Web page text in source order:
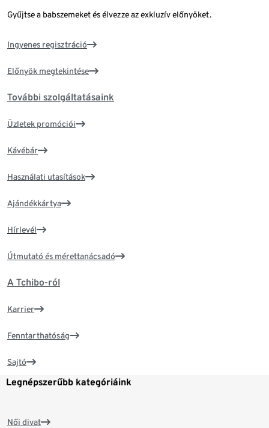
Gyűjtse a babszemeket és élvezze az exkluzív előnyöket.
Ingyenes regisztráció
Előnyök megtekintése
További szolgáltatásaink
Üzletek promóciói
Kávébár
Használati utasítások
Ajándékkártya
Hírlevél
Útmutató és mérettanácsadó
A Tchibo-ról
Karrier
Fenntarthatóság
Sajtó
Legnépszerűbb kategóriáink
Női divat